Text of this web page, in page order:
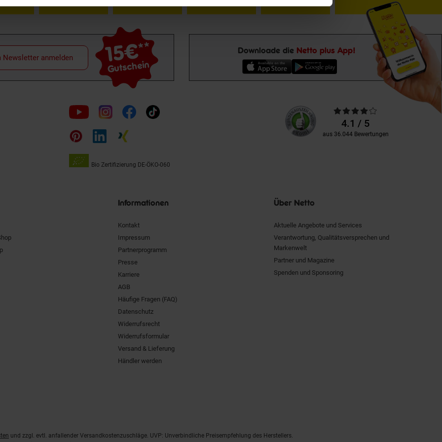
15€**
Gutschein
Newsletter anmelden
Downloade die Netto plus App!
Folge
uns
auf
Bio Zertifizierung DE-ÖKO-060
Unsere
Kundenbewertungen
Durchschnittliche
Bewertungen4.1 / 5
aus 36.044 Bewertungen
Informationen
Kontakt
Impressum
Partnerprogramm
Presse
Karriere
AGB
Häufige Fragen (FAQ)
Datenschutz
Widerrufsrecht
Widerrufsformular
Versand & Lieferung
Händler werden
Über Netto
Aktuelle Angebote und Services
Verantwortung, Qualitätsversprechen und
Markenwelt
Partner und Magazine
Spenden und Sponsoring
und zzgl. evtl. anfallender Versandkostenzuschläge. UVP: Unverbindliche Preisempfehlung des Herstellers.